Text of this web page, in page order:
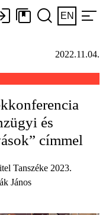
EN
2022.11.04.
és
címmel
Tanszéke 2023.
János